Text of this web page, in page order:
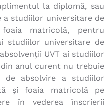
la diplomă, sau
a studiilor universitare de
matricolă, pentru
studiilor universitare de
UVT ai studiilor
anul curent nu trebuie
de absolvire a studiilor
și foaia matricolă pe
în vederea înscrierii